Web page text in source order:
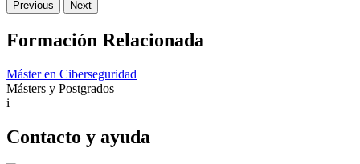
Previous Next
Formación Relacionada
Máster en Ciberseguridad
Másters y Postgrados
i
Contacto y ayuda